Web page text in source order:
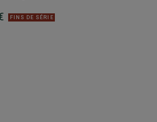
FINS DE SÉRIE